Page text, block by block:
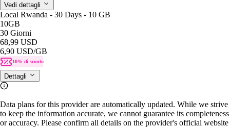
Vedi dettagli
Local Rwanda - 30 Days - 10 GB
10GB
30 Giorni
68,99 USD
6,90 USD/GB
10% di sconto
Dettagli
Data plans for this provider are automatically updated. While we strive
to keep the information accurate, we cannot guarantee its completeness
or accuracy. Please confirm all details on the provider's official website